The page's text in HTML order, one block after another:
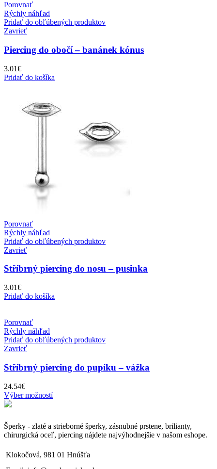
Porovnať
Rýchly náhľad
Pridať do obľúbených produktov
Zavrieť
Piercing do obočí – banánek kónus
3.01€
Pridať do košíka
Porovnať
Rýchly náhľad
Pridať do obľúbených produktov
Zavrieť
Stříbrný piercing do nosu – pusinka
3.01€
Pridať do košíka
Porovnať
Rýchly náhľad
Pridať do obľúbených produktov
Zavrieť
Stříbrný piercing do pupíku – vážka
24.54€
Výber možností
Šperky - zlaté a strieborné šperky, zásnubné prstene, brilianty,
chirurgická oceľ, piercing nájdete najvýhodnejšie v našom eshope.
Klokočová, 981 01 Hnúšťa